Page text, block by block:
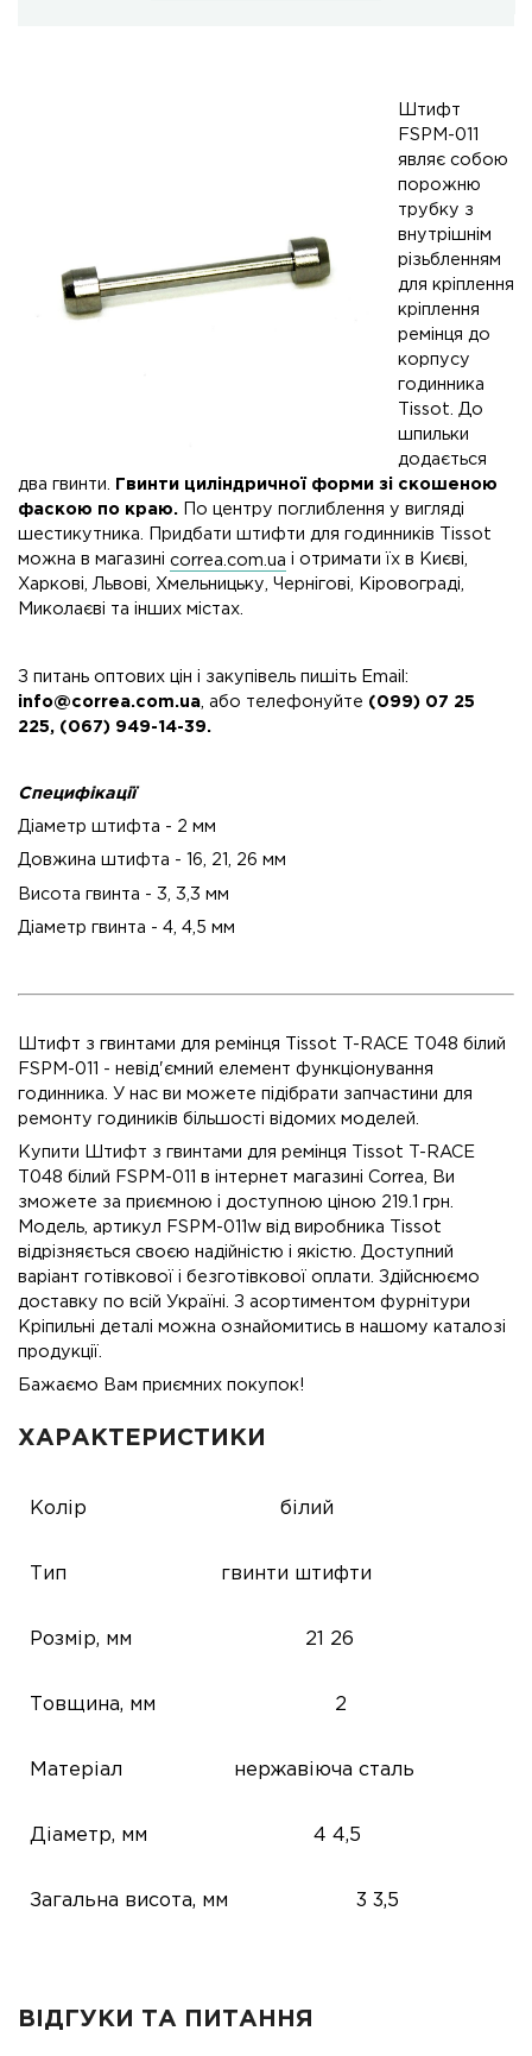
Штифт
FSPM-011
являє собою
порожню
трубку з
внутрішнім
різьбленням
для кріплення
кріплення
ремінця до
корпусу
годинника
Tissot. До
шпильки
додається
два гвинти.
Гвинти циліндричної форми зі скошеною
фаскою по краю.
По центру поглиблення у вигляді
шестикутника. Придбати штифти для годинників Tissot
можна в магазині correa.com.ua і отримати їх в Києві,
Харкові, Львові, Хмельницьку, Чернігові, Кіровограді,
Миколаєві та інших містах.​
З питань оптових цін і закупівель пишіть Email:
info@correa.com.ua , або телефонуйте (099) 07 25
225, (067) 949-14-39.
Специфікації
Діаметр штифта - 2 мм
Довжина штифта - 16, 21, 26 мм
Висота гвинта - 3, 3,3 мм
Діаметр гвинта - 4, 4,5 мм
Штифт з гвинтами для ремінця Tissot T-RACE T048 білий
FSPM-011 - невід'ємний елемент функціонування
годинника. У нас ви можете підібрати запчастини для
ремонту годиників більшості відомих моделей.
Купити Штифт з гвинтами для ремінця Tissot T-RACE
T048 білий FSPM-011 в інтернет магазині Correa, Ви
зможете за приємною і доступною ціною 219.1 грн.
Модель, артикул FSPM-011w від виробника Tissot
відрізняється своєю надійністю і якістю. Доступний
варіант готівкової і безготівкової оплати. Здійснюємо
доставку по всій Україні. З асортиментом фурнітури
Кріпильні деталі можна ознайомитись в нашому каталозі
продукції.
Бажаємо Вам приємних покупок!
ХАРАКТЕРИСТИКИ
Колір білий
Тип гвинти штифти
Розмір, мм 21 26
Товщина, мм 2
Матеріал нержавіюча сталь
Діаметр, мм 4 4,5
Загальна висота, мм 3 3,5
ВІДГУКИ ТА ПИТАННЯ